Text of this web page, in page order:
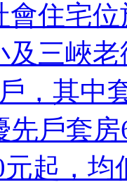
會住宅
及三峽
，其中
先戶套
元起，